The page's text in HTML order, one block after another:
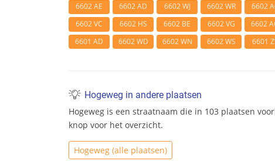
6602 AE 6602 AD 6602 WJ 6602 WR 6602
6602 VC
6602 HS 6602 BE 6602 VG 6602
6601 AD
6602 WD 6602 WN 6602 WS 6601
Hogeweg in andere plaatsen
Hogeweg is een straatnaam die in 103 plaatsen
knop voor het overzicht.
Hogeweg (alle plaatsen)